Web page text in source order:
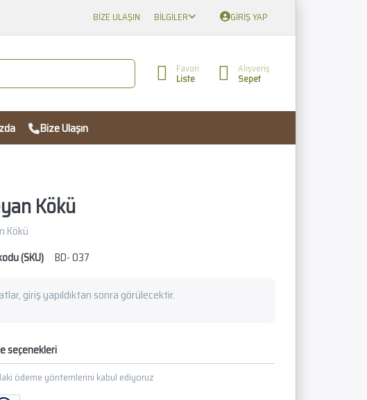
BIZE ULAŞIN BILGILER GIRIŞ YAP
Favori
Liste
Alışveriş
Sepet
Bize Ulaşın
Kökü
Kökü
(SKU)
BD- 037
giriş yapıldıktan sonra görülecektir.
seçenekleri
ödeme yöntemlerini kabul ediyoruz